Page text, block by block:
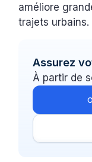
améliore
trajets urbains.
Assurez
À partir de